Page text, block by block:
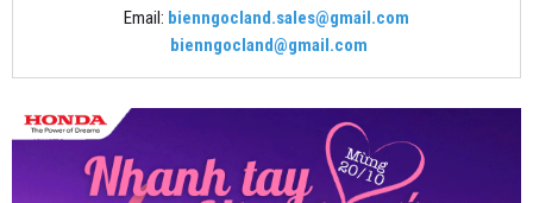
Email: bienngocland.sales@gmail.com
bienngocland@gmail.com